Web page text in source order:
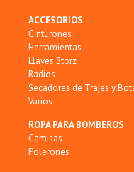
ACCESORIOS
Cinturones
Herramientas
Llaves Storz
Radios
Secadores de Trajes y
Varios
ROPA PARA BOMBEROS
Camisas
Polerones